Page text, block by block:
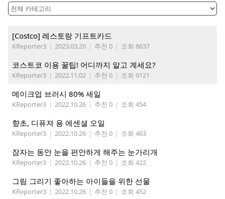
[Costco] 레스토랑 기프트카드
KReporter3 | 2023.03.20 | 추천 0 | 조회 8637
코스트코 이용 꿀팁! 어디까지 알고 계세요?
KReporter3 | 2022.11.02 | 추천 0 | 조회 9121
메이크업 브러시 80% 세일
KReporter3 | 2022.10.26 | 추천 0 | 조회 454
향초, 디퓨져 용 에센셜 오일
KReporter3 | 2022.10.26 | 추천 0 | 조회 463
잠자는 동안 눈을 편안하게 해주는 눈가리개
KReporter3 | 2022.10.26 | 추천 0 | 조회 422
그림 그리기 좋아하는 아이들을 위한 선물
KReporter3 | 2022.10.26 | 추천 0 | 조회 452